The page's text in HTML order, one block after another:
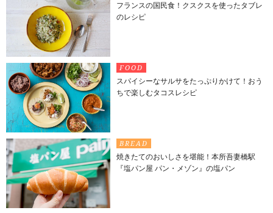
フランスの国民食！クスクスを使ったタブレ
のレシピ
FOOD
スパイシーなサルサをたっぷりかけて！おう
ちで楽しむタコスレシピ
BREAD
焼きたてのおいしさを堪能！本所吾妻橋駅
『塩パン屋 パン・メゾン』の塩パン